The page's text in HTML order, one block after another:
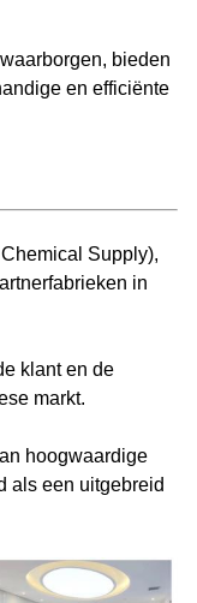
bieden
en efficiënte
Supply),
in
klant en de
markt.
hoogwaardige
als een uitgebreid